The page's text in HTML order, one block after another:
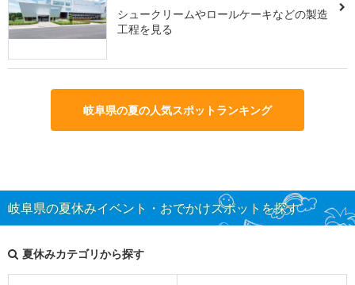
シュークリームやロールケーキなどの製造
工程を見る
岐阜県の夏の人気スポットランキング
岐阜県の夏休みイベント・おでかけスポットを探す
夏休みカテゴリから探す